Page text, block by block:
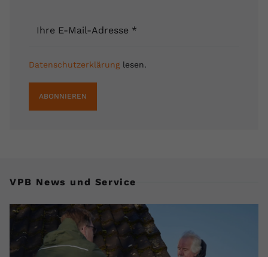
Ihre E-Mail-Adresse *
Datenschutzerklärunglesen.
ABONNIEREN
VPB News und Service